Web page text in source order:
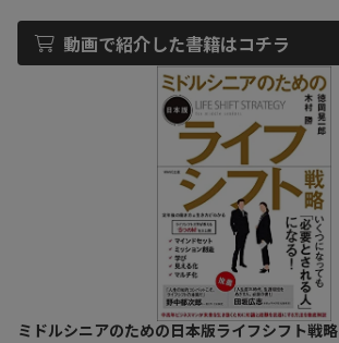
動画で紹介した書籍はコチラ
ミドルシニアのための日本版ライフシフト戦略